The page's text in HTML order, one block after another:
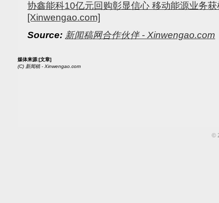
协鑫能科10亿元回购彰显信心 移动能源业务
[Xinwengao.com]
Source: 新闻稿网合作伙伴 - Xinwengao.com
媒体来源:[文章]
(C) 新闻稿 - Xinwengao.com
©